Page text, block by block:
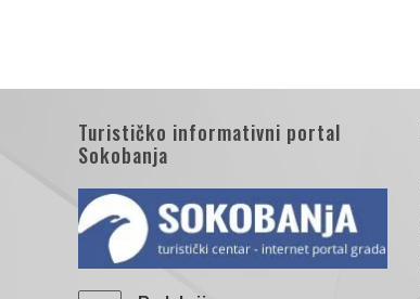
Turističko informativni portal
Sokobanja